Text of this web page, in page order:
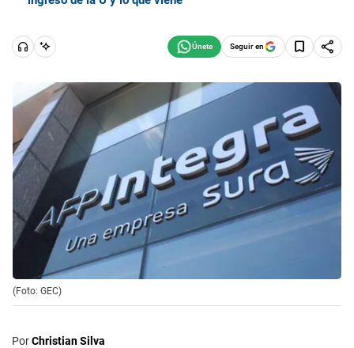
Seguir en
(Foto: GEC)
PorChristian Silva